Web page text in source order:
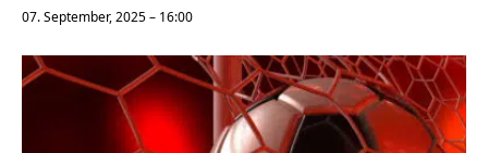
07. September, 2025 – 16:00